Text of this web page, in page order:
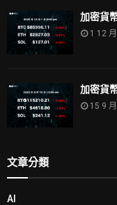
加密貨
1 12
加密貨
15 9
文章分類
AI